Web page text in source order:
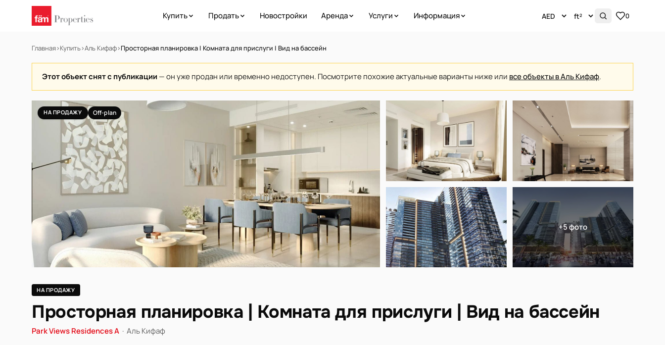
Купить Продать Новостройки Аренда Услуги Информация 0
Главная›Купить›Аль Кифаф›Просторная планировка | Комната для прислуги | Вид на бассейн
Этот объект снят с публикации — он уже продан или временно недоступен. Посмотрите похожие актуальные варианты ниже или все объекты в Аль Кифаф.
НА ПРОДАЖУ Off-plan
+5 фото
НА ПРОДАЖУ
Просторная планировка | Комната для прислуги | Вид на бассейн
Park Views Residences A · Аль Кифаф